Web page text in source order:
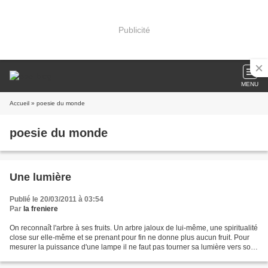
Publicité
MENU
Accueil » poesie du monde
poesie du monde
Une lumière
Publié le 20/03/2011 à 03:54
Par la freniere
On reconnaît l'arbre à ses fruits. Un arbre jaloux de lui-même, une spiritualité
close sur elle-même et se prenant pour fin ne donne plus aucun fruit. Pour
mesurer la puissance d'une lampe il ne faut pas tourner sa lumière vers soi